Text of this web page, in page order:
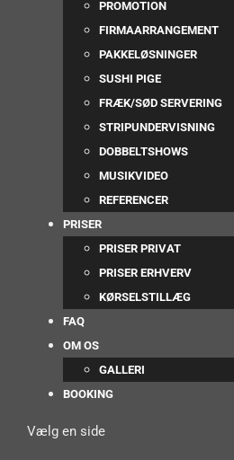
PROMOTION
FIRMAARRANGEMENT
PAKKELØSNINGER
SUSHI PIGE
FRÆK/SØD SERVERING
STRIPUNDERVISNING
DOBBELTSHOWS
MUSIKVIDEO
REFERENCER
PRISER
PRISER PRIVAT
PRISER ERHVERV
KØRSELSTILLÆG
FAQ
OM OS
GALLERI
BOOKING
Vælg en side